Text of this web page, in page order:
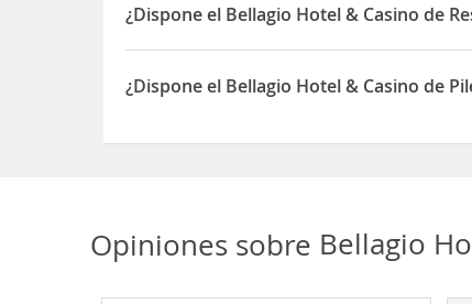
¿Dispone el Bellagio Hotel & Casino de
Sí, el Bellagio Hotel & Casino dispone de
¿Dispone el Bellagio Hotel & Casino de
Opiniones sobre Bellagio